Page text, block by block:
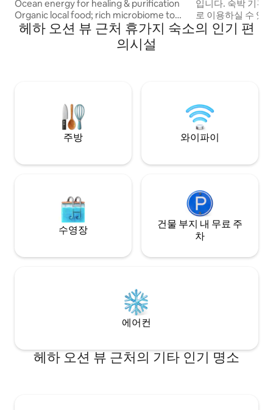
Ocean energy for healing & purification
Organic local food; rich microbiome to
cure diseases & release
trauma/negative memory Birds
orchestra & nature increase peaceful
with stalactites to calm mind Beautiful
gamelan music: tune brain-heart
coherence Rich local culture tradition
입니다. 숙박 기간
로 이용하실 수 있
소에 머무르지 않
15x9의 대형 수영
✨
헤하 오션 뷰 근처 휴가지 숙소의 인기 편
의시설
주방 와이파이
수영장
건물 부지 내 무료 주
차
에어컨
헤하 오션 뷰 근처의 기타 인기 명소